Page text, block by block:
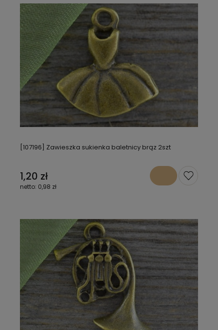
[107196] Zawieszka sukienka baletnicy brąz 2szt
1,20 zł
0,98 zł